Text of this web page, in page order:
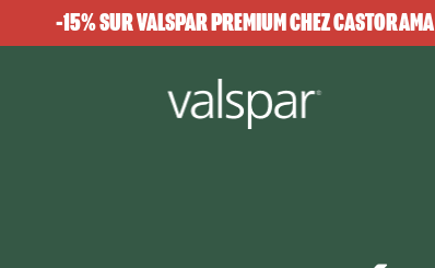
-15% SUR VALSPAR PREMIUM CHEZ CASTORAMA